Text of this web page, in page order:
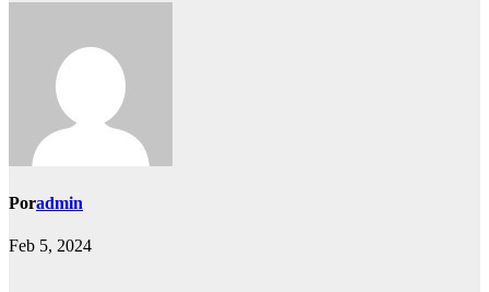
Poradmin
Feb 5, 2024